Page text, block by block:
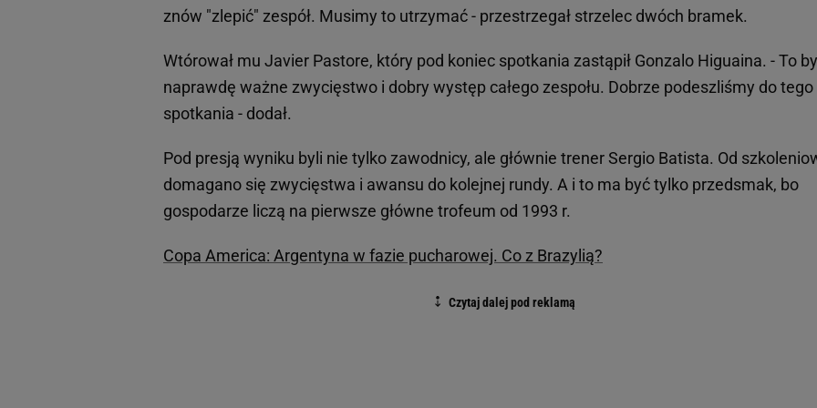
znów "zlepić" zespół. Musimy to utrzymać - przestrzegał strzelec dwóch bramek.
Wtórował mu Javier Pastore, który pod koniec spotkania zastąpił Gonzalo Higuaina. - To
naprawdę ważne zwycięstwo i dobry występ całego zespołu. Dobrze podeszliśmy do tego
spotkania - dodał.
Pod presją wyniku byli nie tylko zawodnicy, ale głównie trener Sergio Batista. Od
domagano się zwycięstwa i awansu do kolejnej rundy. A i to ma być tylko przedsmak, bo
gospodarze liczą na pierwsze główne trofeum od 1993 r.
Copa America: Argentyna w fazie pucharowej. Co z Brazylią?